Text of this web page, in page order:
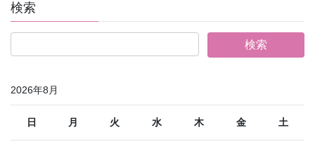
検索
2026年8月
日 月 火 水 木 金 土